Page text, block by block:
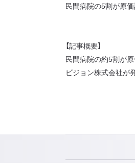
民間病院の5割が原
【記事概要】
民間病院の約5割が
ビジョン株式会社が